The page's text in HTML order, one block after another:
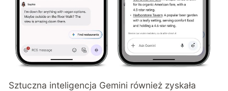
Sztuczna inteligencja Gemini również zyskała